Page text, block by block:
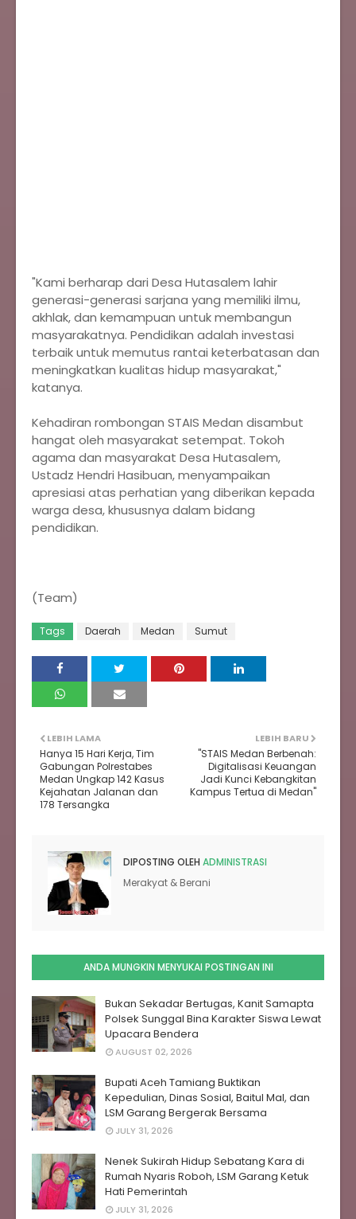
‎"Kami berharap dari Desa Hutasalem lahir
generasi-generasi sarjana yang memiliki ilmu,
akhlak, dan kemampuan untuk membangun
masyarakatnya. Pendidikan adalah investasi
terbaik untuk memutus rantai keterbatasan dan
meningkatkan kualitas hidup masyarakat,"
katanya.
‎Kehadiran rombongan STAIS Medan disambut
hangat oleh masyarakat setempat. Tokoh
agama dan masyarakat Desa Hutasalem,
Ustadz Hendri Hasibuan, menyampaikan
apresiasi atas perhatian yang diberikan kepada
warga desa, khususnya dalam bidang
pendidikan.
‎(Team)
Tags Daerah Medan Sumut
LEBIH BARU
‎"STAIS Medan Berbenah:
Digitalisasi Keuangan
Jadi Kunci Kebangkitan
Kampus Tertua di Medan"‎
LEBIH LAMA
‎Hanya 15 Hari Kerja, Tim
Gabungan Polrestabes
Medan Ungkap 142 Kasus
Kejahatan Jalanan dan
178 Tersangka
DIPOSTING OLEH ADMINISTRASI
Merakyat & Berani
ANDA MUNGKIN MENYUKAI POSTINGAN INI
Bukan Sekadar Bertugas, Kanit Samapta
Polsek Sunggal Bina Karakter Siswa Lewat
Upacara Bendera
AUGUST 02, 2026
Bupati Aceh Tamiang Buktikan
Kepedulian, Dinas Sosial, Baitul Mal, dan
LSM Garang Bergerak Bersama
JULY 31, 2026
Nenek Sukirah Hidup Sebatang Kara di
Rumah Nyaris Roboh, LSM Garang Ketuk
Hati Pemerintah
JULY 31, 2026